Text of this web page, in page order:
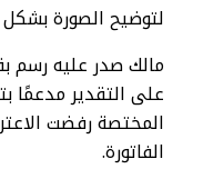
لتوضيح الصورة
مالك صدر عليه رسم
على التقدير مدعمًا
المختصة رفضت
الفاتورة.